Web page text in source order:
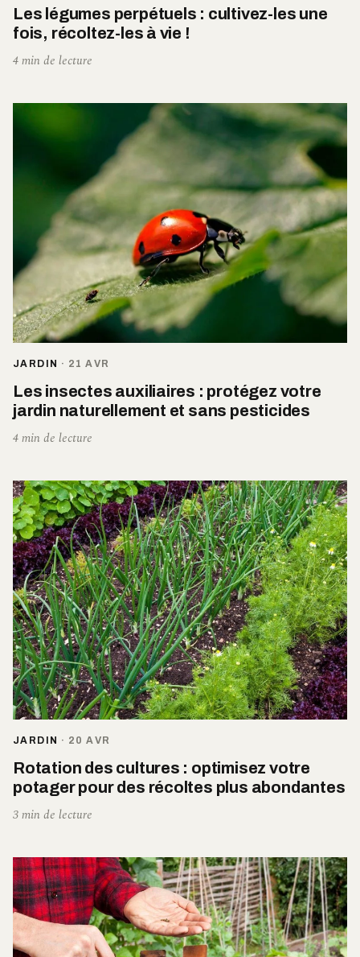
Les légumes perpétuels : cultivez-les une
fois, récoltez-les à vie !
4 min de lecture
JARDIN · 21 AVR
Les insectes auxiliaires : protégez votre
jardin naturellement et sans pesticides
4 min de lecture
JARDIN · 20 AVR
Rotation des cultures : optimisez votre
potager pour des récoltes plus abondantes
3 min de lecture